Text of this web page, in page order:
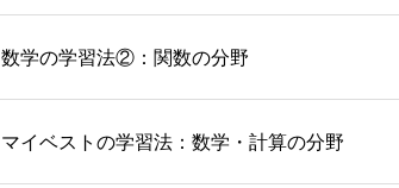
数学の学習法②：関数の分野
マイベストの学習法：数学・計算の分野